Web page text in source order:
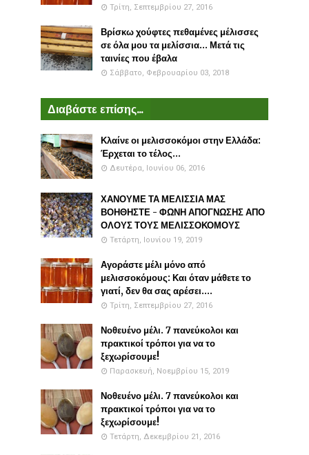
Τρίτη, Σεπτεμβρίου 27, 2016
Βρίσκω χούφτες πεθαμένες μέλισσες
σε όλα μου τα μελίσσια... Μετά τις
ταινίες που έβαλα
Σάββατο, Φεβρουαρίου 03, 2018
Διαβάστε επίσης...
Κλαίνε οι μελισσοκόμοι στην Ελλάδα:
Έρχεται το τέλος...
Δευτέρα, Ιουνίου 06, 2016
ΧΑΝΟΥΜΕ ΤΑ ΜΕΛΙΣΣΙΑ ΜΑΣ
ΒΟΗΘΗΣΤΕ - ΦΩΝΗ ΑΠΟΓΝΩΣΗΣ ΑΠΟ
ΟΛΟΥΣ ΤΟΥΣ ΜΕΛΙΣΣΟΚΟΜΟΥΣ
Τετάρτη, Ιουνίου 19, 2019
Αγοράστε μέλι μόνο από
μελισσοκόμους: Και όταν μάθετε το
γιατί, δεν θα σας αρέσει....
Τρίτη, Σεπτεμβρίου 27, 2016
Νοθευένο μέλι. 7 πανεύκολοι και
πρακτικοί τρόποι για να το
ξεχωρίσουμε!
Παρασκευή, Νοεμβρίου 15, 2019
Νοθευένο μέλι. 7 πανεύκολοι και
πρακτικοί τρόποι για να το
ξεχωρίσουμε!
Τετάρτη, Δεκεμβρίου 21, 2016